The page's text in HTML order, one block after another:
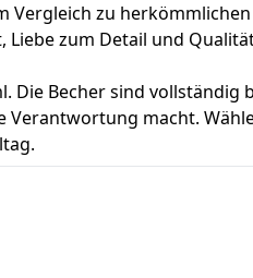
zu
zum Detail und
Die Becher sind
macht.